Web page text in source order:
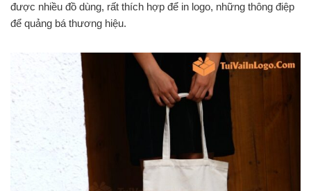
được nhiều đồ dùng, rất thích hợp để in logo, những thông điệp
để quảng bá thương hiệu.